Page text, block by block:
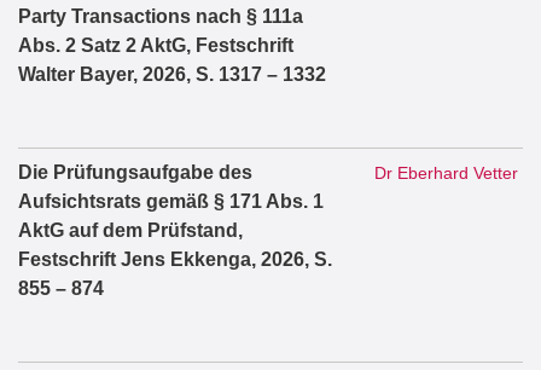
Party Transactions nach § 111a
Abs. 2 Satz 2 AktG, Festschrift
Walter Bayer, 2026, S. 1317 – 1332
Die Prüfungsaufgabe des
Aufsichtsrats gemäß § 171 Abs. 1
AktG auf dem Prüfstand,
Festschrift Jens Ekkenga, 2026, S.
855 – 874
Dr Eberhard Vetter